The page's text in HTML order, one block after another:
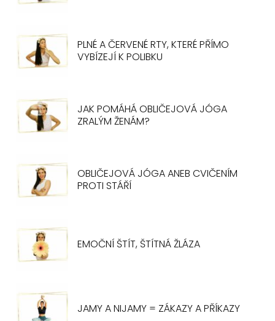
PLNÉ A ČERVENÉ RTY, KTERÉ PŘÍMO
VYBÍZEJÍ K POLIBKU
JAK POMÁHÁ OBLIČEJOVÁ JÓGA
ZRALÝM ŽENÁM?
OBLIČEJOVÁ JÓGA ANEB CVIČENÍM
PROTI STÁŘÍ
EMOČNÍ ŠTÍT, ŠTÍTNÁ ŽLÁZA
JAMY A NIJAMY = ZÁKAZY A PŘÍKAZY